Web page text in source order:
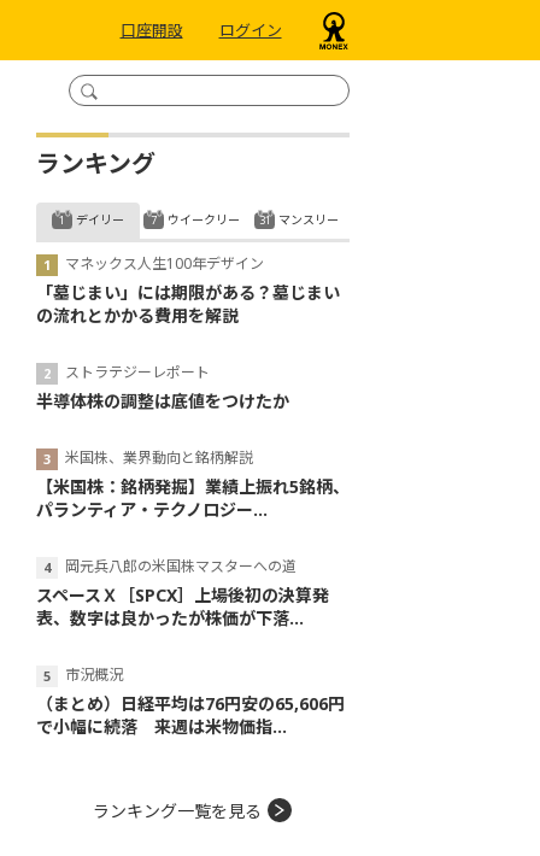
口座開設 ログイン
ランキング
デイリー
マネックス人生100年デザイン
「墓じまい」には期限がある？墓じまい
の流れとかかる費用を解説
ストラテジーレポート
半導体株の調整は底値をつけたか
米国株、業界動向と銘柄解説
【米国株：銘柄発掘】業績上振れ5銘柄、
パランティア・テクノロジー...
岡元兵八郎の米国株マスターへの道
スペースＸ［SPCX］上場後初の決算発
表、数字は良かったが株価が下落...
市況概況
（まとめ）日経平均は76円安の65,606円
で小幅に続落 来週は米物価指...
ウイークリー マンスリー
ランキング一覧を見る